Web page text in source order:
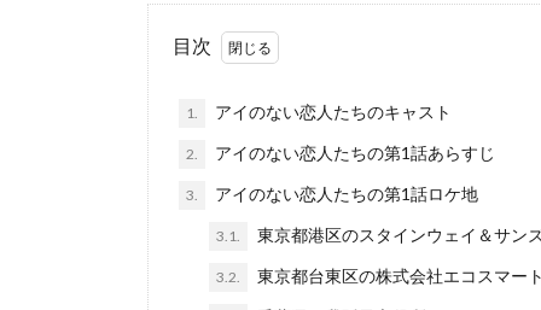
目次
1. アイのない恋人たちのキャスト
2. アイのない恋人たちの第1話あらすじ
3. アイのない恋人たちの第1話ロケ地
3.1. 東京都港区のスタインウェイ＆サン
3.2. 東京都台東区の株式会社エコスマート